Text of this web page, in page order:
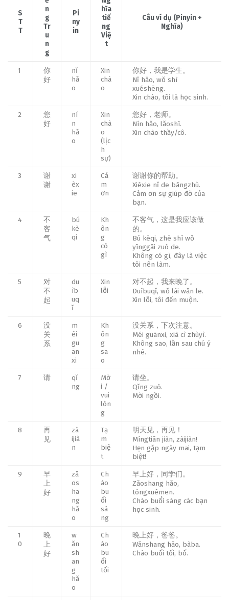
S
T
T
n
g
Tr
u
n
g
Pi
ny
in
hĩa
tiế
ng
Việ
t
Câu ví dụ (Pinyin +
Nghĩa)
1
你
好
nǐ
hǎ
o
Xin
chà
o
你好，我是学生。
Nǐ hǎo, wǒ shì
xuéshēng.
Xin chào, tôi là học sinh.
2
您
好
ní
n
hǎ
o
Xin
chà
o
(lịc
h
sự)
您好，老师。
Nín hǎo, lǎoshī.
Xin chào thầy/cô.
3
谢
谢
xi
èx
ie
Cả
m
ơn
谢谢你的帮助。
Xièxie nǐ de bāngzhù.
Cảm ơn sự giúp đỡ của
bạn.
4
不
客
气
bú
kè
qi
Kh
ôn
g
có
gì
不客气，这是我应该做
的。
Bú kèqi, zhè shì wǒ
yīnggāi zuò de.
Không có gì, đây là việc
tôi nên làm.
5
对
不
起
du
ìb
uq
ǐ
Xin
lỗi
对不起，我来晚了。
Duìbuqǐ, wǒ lái wǎn le.
Xin lỗi, tôi đến muộn.
6
没
关
系
m
éi
gu
ān
xi
Kh
ôn
g
sa
o
没关系，下次注意。
Méi guānxi, xià cì zhùyì.
Không sao, lần sau chú ý
nhé.
7 请
qǐ
ng
Mờ
i /
vui
lòn
g
请坐。
Qǐng zuò.
Mời ngồi.
8
再
见
zà
ijià
n
Tạ
m
biệ
t
明天见，再见！
Míngtiān jiàn, zàijiàn!
Hẹn gặp ngày mai, tạm
biệt!
9
早
上
好
zǎ
os
ha
ng
hǎ
o
Ch
ào
bu
ổi
sá
ng
早上好，同学们。
Zǎoshang hǎo,
tóngxuémen.
Chào buổi sáng các bạn
học sinh.
1
0
晚
上
好
w
ǎn
sh
an
g
hǎ
o
Ch
ào
bu
ổi
tối
晚上好，爸爸。
Wǎnshang hǎo, bàba.
Chào buổi tối, bố.